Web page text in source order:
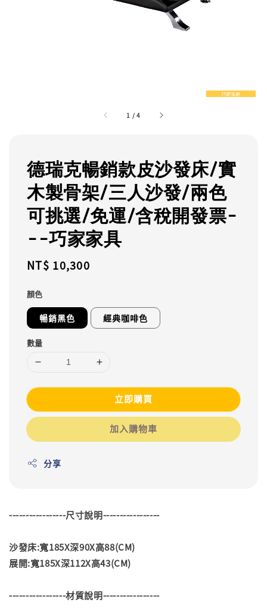
1 /4
德瑞克暢銷款皮沙發床/實
木製骨架/三人沙發/兩色
可挑選/免運/含稅開發票-
--巧家家具
Regular
NT$ 10,300
顏色
暢銷黑色 經典咖啡色
數量
立即購買
加入購物車
分享
-----------------尺寸說明-----------------
沙發床:寬185X深90X高88(CM)
展開:寬185X深112X高43(CM)
-----------------材質說明-----------------